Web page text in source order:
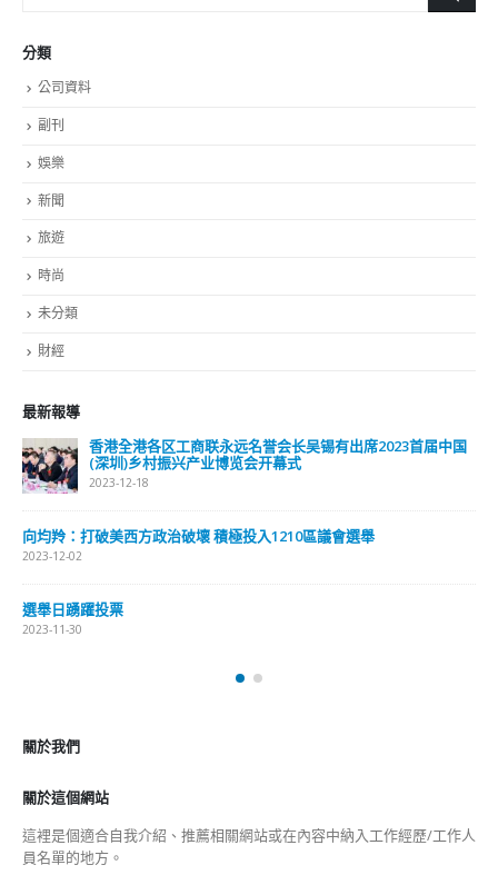
分類
公司資料
副刊
娛樂
新聞
旅遊
時尚
未分類
財經
最新報導
香港全港各区工商联永远名誉会长吴锡有出席2023首届中国
(深圳)乡村振兴产业博览会开幕式
2023-12-18
向均羚：打破美西方政治破壞 積極投入1210區議會選舉
2023-12-02
選舉日踴躍投票
2023-11-30
關於我們
關於這個網站
這裡是個適合自我介紹、推薦相關網站或在內容中納入工作經歷/工作人
員名單的地方。